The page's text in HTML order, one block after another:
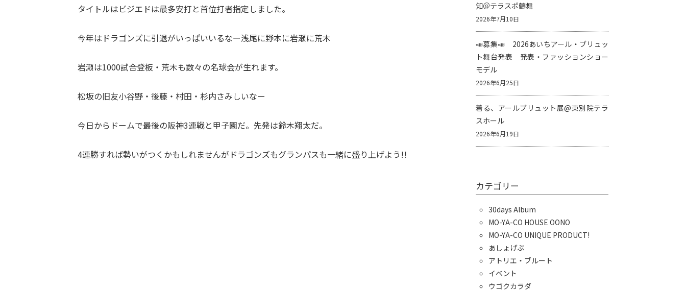
タイトルはビジエドは最多安打と首位打者指定しました。
今年はドラゴンズに引退がいっぱいいるなー浅尾に野本に岩瀬に荒木
岩瀬は1000試合登板・荒木も数々の名球会が生れます。
松坂の旧友小谷野・後藤・村田・杉内さみしいなー
今日からドームで最後の阪神3連戦と甲子園だ。先発は鈴木翔太だ。
4連勝すれば勢いがつくかもしれませんがドラゴンズもグランパスも一緒に盛り上げよう!!
知＠テラスポ鶴舞
2026年7月10日
📣募集📣 2026あいちアール・ブリュッ
ト舞台発表 発表・ファッションショー
モデル
2026年6月25日
着る、アールブリュット展@東別院テラ
スホール
2026年6月19日
カテゴリー
30days Album
MO-YA-CO HOUSE OONO
MO-YA-CO UNIQUE PRODUCT!
あしょげぶ
アトリエ・ブルート
イベント
ウゴクカラダ